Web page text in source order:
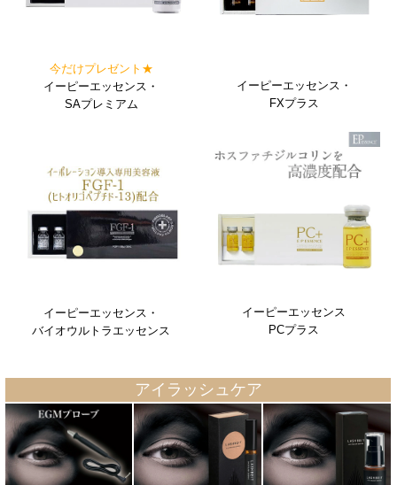
今だけプレゼント★
イーピーエッセンス・
SAプレミアム
イーピーエッセンス・
FXプラス
イーピーエッセンス・
バイオウルトラエッセンス
イーピーエッセンス
PCプラス
アイラッシュケア